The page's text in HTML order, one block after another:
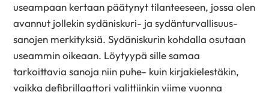
useampaan kertaan päätynyt tilanteeseen, jossa olen
avannut jollekin sydäniskuri- ja sydänturvallisuus-
sanojen merkityksiä. Sydäniskurin kohdalla osutaan
useammin oikeaan. Löytyypä sille samaa
tarkoittavia sanoja niin puhe- kuin kirjakielestäkin,
vaikka defibrillaattori valittiinkin viime vuonna